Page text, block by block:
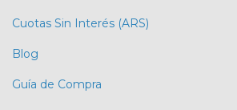
Cuotas Sin Interés (ARS)
Blog
Guía de Compra